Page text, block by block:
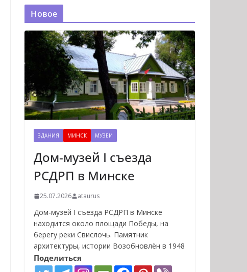
Новое
ЗДАНИЯ МИНСК МУЗЕИ
Дом-музей I съезда
РСДРП в Минске
25.07.2026 ataurus
Дом-музей I съезда РСДРП в Минске
находится около площади Победы, на
берегу реки Свислочь. Памятник
архитектуры, истории Возобновлён в 1948
Поделиться